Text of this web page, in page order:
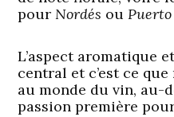
pourNordés ou
L’aspect aromatique
central et c’est ce
au monde du vin, au-
passion première